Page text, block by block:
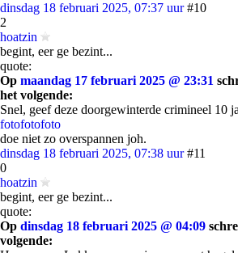
dinsdag 18 februari 2025, 07:37 uur #10
2
hoatzin
begint, eer ge bezint...
quote:
Op maandag 17 februari 2025 @ 23:31
het volgende:
Snel, geef deze doorgewinterde crimineel 10
fotofotofoto
doe niet zo overspannen joh.
dinsdag 18 februari 2025, 07:38 uur #11
0
hoatzin
begint, eer ge bezint...
quote:
Op dinsdag 18 februari 2025 @ 04:09
volgende: